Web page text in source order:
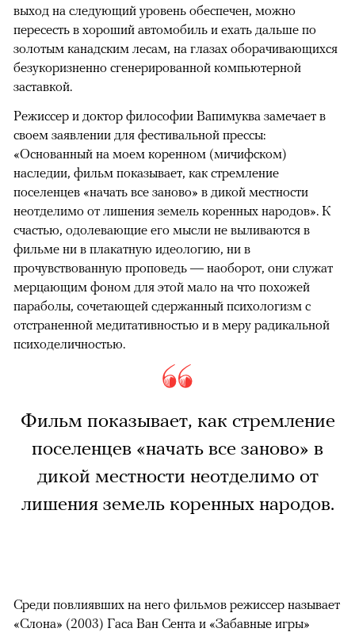
выход на следующий уровень обеспечен, можно
пересесть в хороший автомобиль и ехать дальше по
золотым канадским лесам, на глазах оборачивающихся
безукоризненно сгенерированной компьютерной
заставкой.
Режиссер и доктор философии Вапимуква замечает в
своем заявлении для фестивальной прессы:
«Основанный на моем коренном (мичифском)
наследии, фильм показывает, как стремление
поселенцев «начать все заново» в дикой местности
неотделимо от лишения земель коренных народов». К
счастью, одолевающие его мысли не выливаются в
фильме ни в плакатную идеологию, ни в
прочувствованную проповедь — наоборот, они служат
мерцающим фоном для этой мало на что похожей
параболы, сочетающей сдержанный психологизм с
отстраненной медитативностью и в меру радикальной
психоделичностью.
Фильм показывает, как стремление
поселенцев «начать все заново» в
дикой местности неотделимо от
лишения земель коренных народов.
Среди повлиявших на него фильмов режиссер называет
«Слона» (2003) Гаса Ван Сента и «Забавные игры»